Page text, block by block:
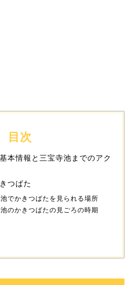
目次
本情報と三宝寺池までのアク
つばた
でかきつばたを見られる場所
のかきつばたの見ごろの時期